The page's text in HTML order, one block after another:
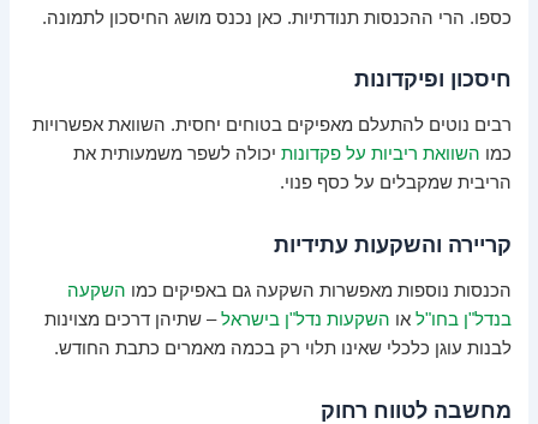
כספו. הרי ההכנסות תנודתיות. כאן נכנס מושג החיסכון לתמונה.
חיסכון ופיקדונות
רבים נוטים להתעלם מאפיקים בטוחים יחסית. השוואת אפשרויות
כמו השוואת ריביות על פקדונות יכולה לשפר משמעותית את
הריבית שמקבלים על כסף פנוי.
קריירה והשקעות עתידיות
הכנסות נוספות מאפשרות השקעה גם באפיקים כמו השקעה
בנדל"ן בחו"ל או השקעות נדל"ן בישראל– שתיהן דרכים מצוינות
לבנות עוגן כלכלי שאינו תלוי רק בכמה מאמרים כתבת החודש.
מחשבה לטווח רחוק